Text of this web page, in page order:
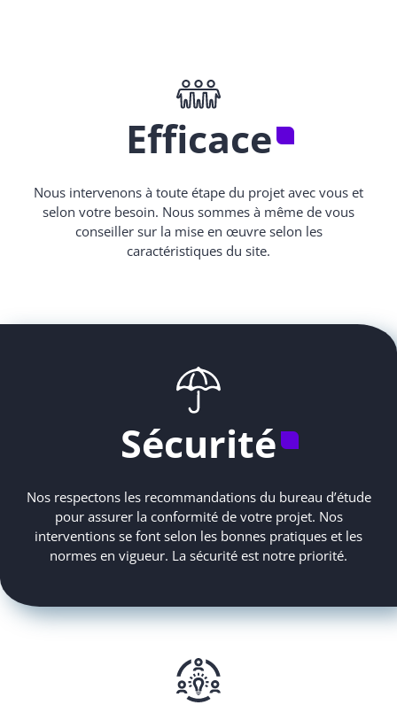
Efficace
Nous intervenons à toute étape du projet avec vous et
selon votre besoin. Nous sommes à même de vous
conseiller sur la mise en œuvre selon les
caractéristiques du site.
Sécurité
Nos respectons les recommandations du bureau d’étude
pour assurer la conformité de votre projet. Nos
interventions se font selon les bonnes pratiques et les
normes en vigueur. La sécurité est notre priorité.